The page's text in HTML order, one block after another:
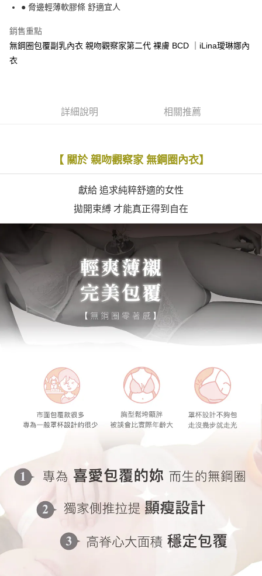
每筆NT$90，滿NT$1,300(含以上)免運費
7-11取貨付款
每筆NT$90，滿NT$1,300(含以上)免運費
宅配-貨到不付款
香港直送- 順豐海外
海外專區｜ Overseas 查看運費
查看運費
● 脅邊輕薄軟膠條 舒適宜人
銷售重點
無鋼圈包覆副乳內衣 親吻觀察家第二代 裸膚 BCD ｜iLina璦琳娜內
衣
詳細說明 相關推薦
【 關於 親吻觀察家 無鋼圈內衣】
獻給 追求純粹舒適的女性
拋開束縛 才能真正得到自在